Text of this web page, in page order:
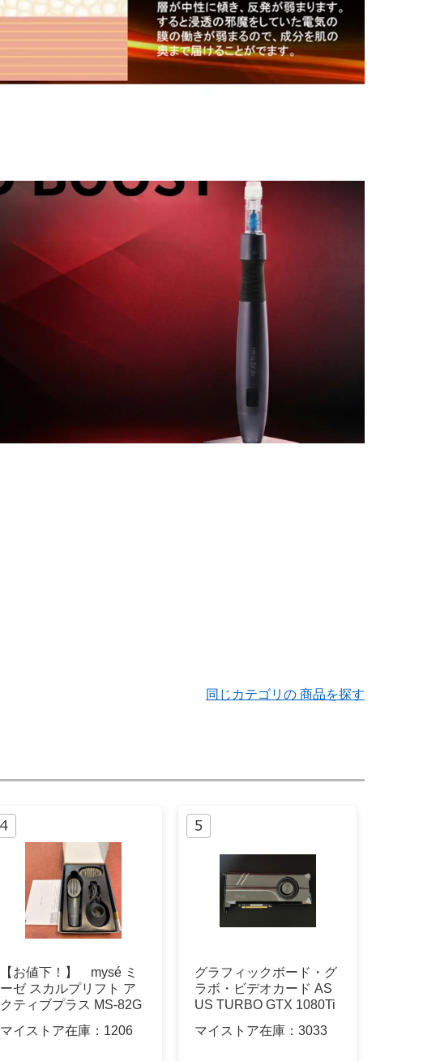
同じカテゴリの 商品を探す
【お値下！】 mysé ミ
ーゼ スカルプリフト ア
クティブプラス MS-82G
マイストア在庫： 1206
グラフィックボード・グ
ラボ・ビデオカード AS
US TURBO GTX 1080Ti
マイストア在庫： 3033